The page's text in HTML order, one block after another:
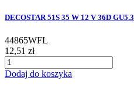
DECOSTAR 51S 35 W 12 V 36D GU5.3
44865WFL
12,51 zł
Dodaj do koszyka